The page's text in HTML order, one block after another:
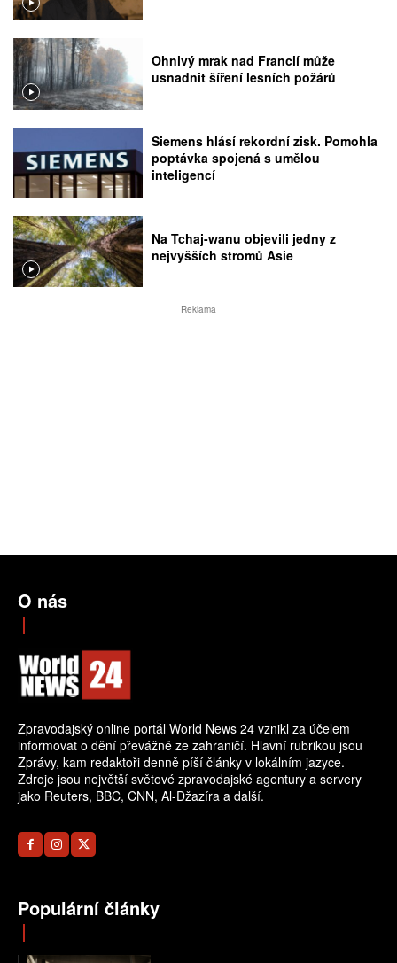
Ohnivý mrak nad Francií může
usnadnit šíření lesních požárů
Siemens hlásí rekordní zisk. Pomohla
poptávka spojená s umělou
inteligencí
Na Tchaj-wanu objevili jedny z
nejvyšších stromů Asie
Reklama
O nás
Zpravodajský online portál World News 24 vznikl za účelem
informovat o dění převážně ze zahraničí. Hlavní rubrikou jsou
Zprávy, kam redaktoři denně píší články v lokálním jazyce.
Zdroje jsou největší světové zpravodajské agentury a servery
jako Reuters, BBC, CNN, Al-Džazíra a další.
Populární články